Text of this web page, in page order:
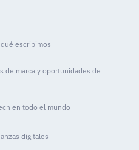
escribimos
de marca y oportunidades de
en todo el mundo
digitales